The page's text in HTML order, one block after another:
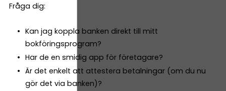
Fråga dig:
Kan jag koppla banken direkt till mitt
bokföringsprogram?
Har de en smidig app för företagare?
Är det enkelt att attestera betalningar (om du nu
gör det via banken)?